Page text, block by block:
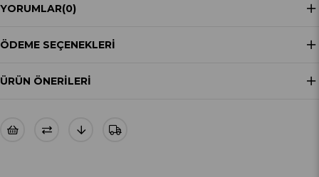
YORUMLAR(0)
ÖDEME SEÇENEKLERI
ÜRÜN ÖNERILERI